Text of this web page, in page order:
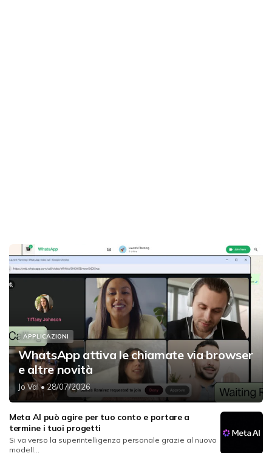
APPLICAZIONI
WhatsApp attiva le chiamate via browser
e altre novità
Jo Val• 28/07/2026
Meta AI può agire per tuo conto e portare a
termine i tuoi progetti
Si va verso la superintelligenza personale grazie al nuovo
modell...